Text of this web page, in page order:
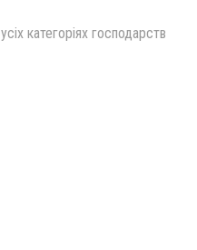
категоріях господарств